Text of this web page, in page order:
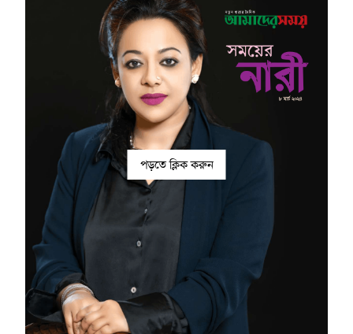
পড়তে ক্লিক করুন